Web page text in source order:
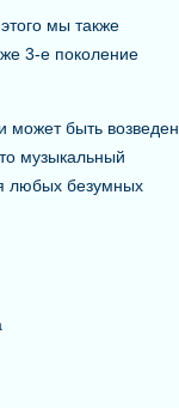
мы также
3-е поколение
может быть возведен
музыкальный
любых безумных